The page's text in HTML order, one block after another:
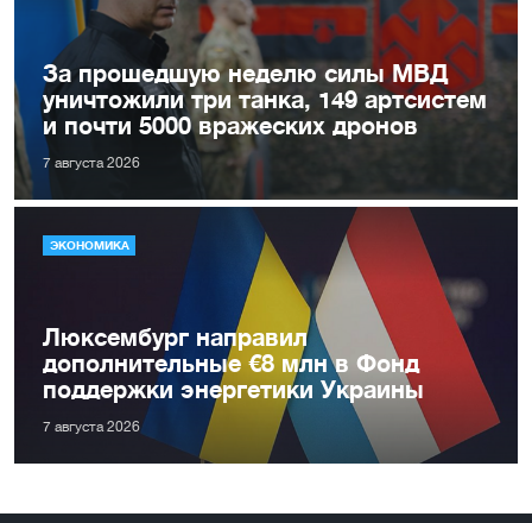
За прошедшую неделю силы МВД
уничтожили три танка, 149 артсистем
и почти 5000 вражеских дронов
7 августа 2026
ЭКОНОМИКА
Люксембург направил
дополнительные €8 млн в Фонд
поддержки энергетики Украины
7 августа 2026